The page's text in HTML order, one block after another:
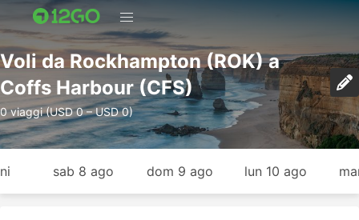
Voli da Rockhampton (ROK) a
Coffs Harbour (CFS)
0 viaggi (USD 0 – USD 0)
sab 8 ago dom 9 ago lun 10 ago